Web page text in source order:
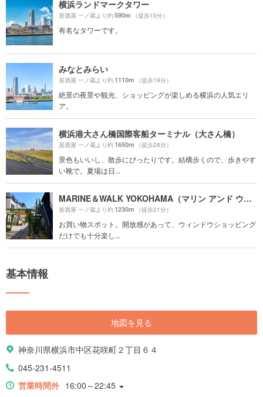
横浜ランドマークタワー
居酒屋 一ノ蔵より約590m （徒歩10分）
有名なタワーです。
みなとみらい
居酒屋 一ノ蔵より約1110m （徒歩19分）
絶景の夜景や観光、ショッピングが楽しめる横浜の人気エリ
ア。
横浜港大さん橋国際客船ターミナル（大さん橋）
居酒屋 一ノ蔵より約1650m （徒歩28分）
景色もいいし、散歩にぴったりです。結構歩くので、歩きやす
い靴で。夏場は日...
MARINE＆WALK YOKOHAMA（マリン アンド ウォーク ヨコハマ）
居酒屋 一ノ蔵より約1230m （徒歩21分）
お買い物スポット。開放感があって、ウィンドウショッピング
だけでも十分楽し...
基本情報
地図を見る
神奈川県横浜市中区花咲町２丁目６４
045-231-4511
営業時間外 16:00～22:45